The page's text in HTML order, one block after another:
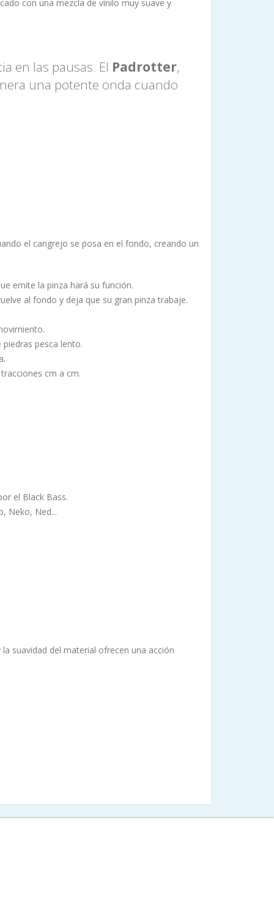
con una mezcla de vinilo muy suave y
en las pausas. El Padrotter,
una potente onda cuando
el cangrejo se posa en el fondo, creando un
emite la pinza hará su función.
al fondo y deja que su gran pinza trabaje.
pesca lento.
cm a cm.
el Black Bass.
Neko, Ned...
suavidad del material ofrecen una acción